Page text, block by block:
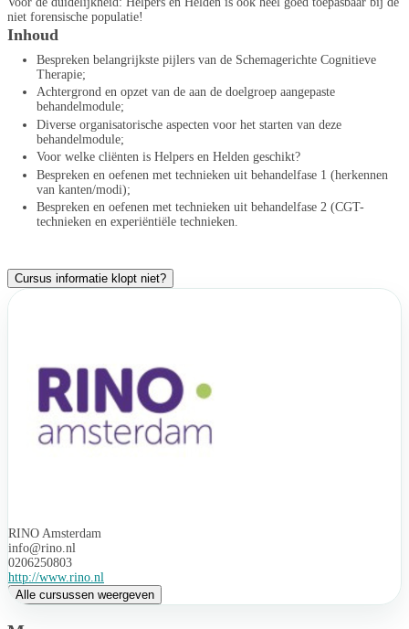
niet forensische populatie!
Inhoud
Bespreken belangrijkste pijlers van de Schemagerichte Cognitieve
Therapie;
Achtergrond en opzet van de aan de doelgroep aangepaste
behandelmodule;
Diverse organisatorische aspecten voor het starten van deze
behandelmodule;
Voor welke cliënten is Helpers en Helden geschikt?
Bespreken en oefenen met technieken uit behandelfase 1 (herkennen
van kanten/modi);
Bespreken en oefenen met technieken uit behandelfase 2 (CGT-
technieken en experiёntiёle technieken.
Cursus informatie klopt niet?
RINO Amsterdam
info@rino.nl
0206250803
http://www.rino.nl
Alle cursussen weergeven